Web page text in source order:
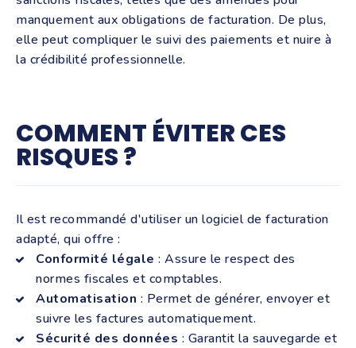
manquement aux obligations de facturation. De plus,
elle peut compliquer le suivi des paiements et nuire à
la crédibilité professionnelle.
COMMENT ÉVITER CES
RISQUES ?
Il est recommandé d'utiliser un logiciel de facturation
adapté, qui offre :
Conformité légale : Assure le respect des
normes fiscales et comptables.
Automatisation : Permet de générer, envoyer et
suivre les factures automatiquement.
Sécurité des données : Garantit la sauvegarde et